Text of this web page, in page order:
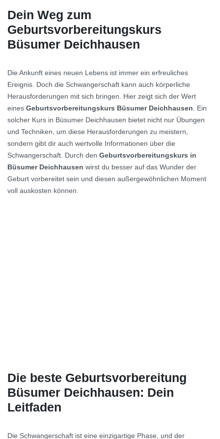
Dein Weg zum
Geburtsvorbereitungskurs
Büsumer Deichhausen
Die Ankunft eines neuen Lebens ist immer ein erfreuliches
Ereignis. Doch die Schwangerschaft kann auch körperliche
Herausforderungen mit sich bringen. Hier zeigt sich der Wert
eines Geburtsvorbereitungskurs Büsumer Deichhausen. Ein
solcher Kurs in Büsumer Deichhausen bietet nicht nur Übungen
und Techniken, um diese Herausforderungen zu meistern,
sondern gibt dir auch wertvolle Informationen über die
Schwangerschaft. Durch den Geburtsvorbereitungskurs in
Büsumer Deichhausen wirst du besser auf das Wunder der
Geburt vorbereitet sein und diesen außergewöhnlichen Moment
voll auskosten können.
Die beste Geburtsvorbereitung
Büsumer Deichhausen: Dein
Leitfaden
Die Schwangerschaft ist eine einzigartige Phase, und der